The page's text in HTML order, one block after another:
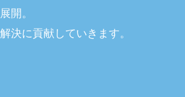
開。
決に貢献していきます。